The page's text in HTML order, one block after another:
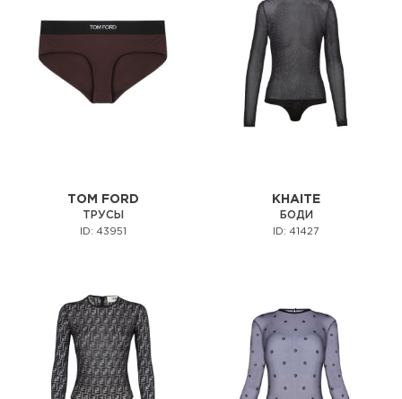
TOM FORD
ТРУСЫ
ID: 43951
KHAITE
БОДИ
ID: 41427